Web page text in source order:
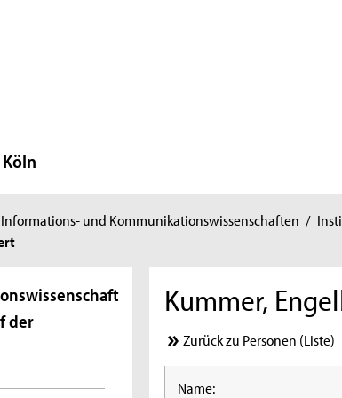
Informations- und Kommunikationswissenschaften /
der
Kummer,
Zurück zu Personen (Liste)
Name: